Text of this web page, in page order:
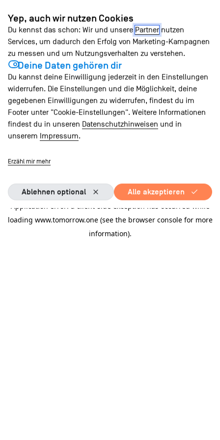
Zum
Inhalt
springen
Application error: a client-side exception has occurred while
loading www.tomorrow.one (see the browser console for more
information).
Yep, auch wir nutzen Cookies
Du kennst das schon: Wir und unsere Partner nutzen
Services, um dadurch den Erfolg von Marketing-Kampagnen
zu messen und um Nutzungsverhalten zu verstehen.
Deine Daten gehören dir
Du kannst deine Einwilligung jederzeit in den Einstellungen
widerrufen. Die Einstellungen und die Möglichkeit, deine
gegebenen Einwilligungen zu widerrufen, findest du im
Footer unter "Cookie-Einstellungen". Weitere Informationen
findest du in unseren Datenschutzhinweisen und in
unserem Impressum.
Erzähl mir mehr
Ablehnen optional Alle akzeptieren